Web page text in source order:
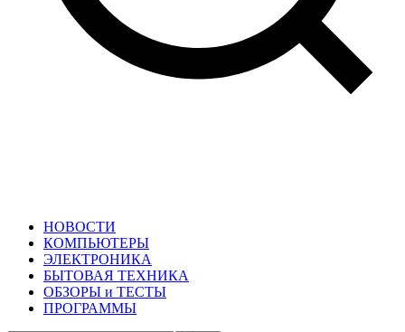
НОВОСТИ
КОМПЬЮТЕРЫ
ЭЛЕКТРОНИКА
БЫТОВАЯ ТЕХНИКА
ОБЗОРЫ и ТЕСТЫ
ПРОГРАММЫ